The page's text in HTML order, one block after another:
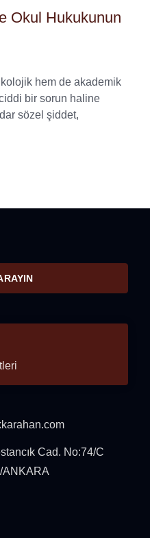
Okul Hukukunun
hem de akademik
bir sorun haline
sözel şiddet,
Cad. No:74/C
ANKARA